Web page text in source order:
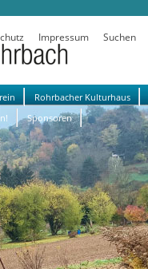
Impressum Suchen
Rohrbacher Kulturhaus
Sponsoren